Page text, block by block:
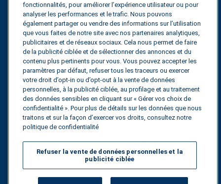
Guides
Fuel Savings Calculator
Calculateur d'optimisation des transports
Suivi des tarifs
Contactez nous
Tous droits réservés.
Politique de
confidentialité
fonctionnalités, pour améliorer l’expérience utilisateur ou pour
analyser les performances et le trafic. Nous pouvons
également partager ou vendre des informations sur l’utilisation
que vous faites de notre site avec nos partenaires analytiques,
publicitaires et de réseaux sociaux. Cela nous permet de faire
de la publicité ciblée et de sélectionner des annonces et du
contenu plus pertinents pour vous. Vous pouvez accepter les
paramètres par défaut, refuser tous les traceurs ou exercer
votre droit d’opt-in ou d’opt-out à la vente de données
personnelles, à la publicité ciblée, au profilage et au traitement
des données sensibles en cliquant sur « Gérer vos choix de
confidentialité ». Pour plus de détails sur les données que nous
traitons et sur la façon d’exercer vos droits, consultez notre
politique de confidentialité
Refuser la vente de données personnelles et la
publicité ciblée